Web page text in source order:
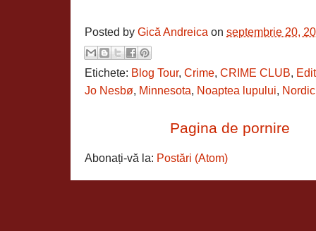
Posted by Gică Andreica on septembrie 20,
Etichete: Blog Tour, Crime, CRIME CLUB,
Jo Nesbø, Minnesota, Noaptea lupului,
Pagina de pornire
Abonați-vă la: Postări (Atom)